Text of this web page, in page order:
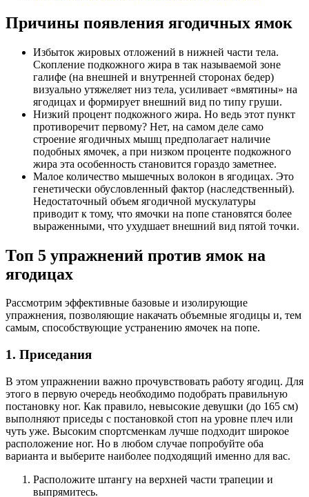
Причины появления ягодичных ямок
Избыток жировых отложений в нижней части тела.
Скопление подкожного жира в так называемой зоне
галифе (на внешней и внутренней сторонах бедер)
визуально утяжеляет низ тела, усиливает «вмятины» на
ягодицах и формирует внешний вид по типу груши.
Низкий процент подкожного жира. Но ведь этот пункт
противоречит первому? Нет, на самом деле само
строение ягодичных мышц предполагает наличие
подобных ямочек, а при низком проценте подкожного
жира эта особенность становится гораздо заметнее.
Малое количество мышечных волокон в ягодицах. Это
генетически обусловленный фактор (наследственный).
Недостаточный объем ягодичной мускулатуры
приводит к тому, что ямочки на попе становятся более
выраженными, что ухудшает внешний вид пятой точки.
Топ 5 упражнений против ямок на
ягодицах
Рассмотрим эффективные базовые и изолирующие
упражнения, позволяющие накачать объемные ягодицы и, тем
самым, способствующие устранению ямочек на попе.
1. Приседания
В этом упражнении важно прочувствовать работу ягодиц. Для
этого в первую очередь необходимо подобрать правильную
постановку ног. Как правило, невысокие девушки (до 165 см)
выполняют приседы с постановкой стоп на уровне плеч или
чуть уже. Высоким спортсменкам лучше подходит широкое
расположение ног. Но в любом случае попробуйте оба
варианта и выберите наиболее подходящий именно для вас.
Расположите штангу на верхней части трапеции и
выпрямитесь.